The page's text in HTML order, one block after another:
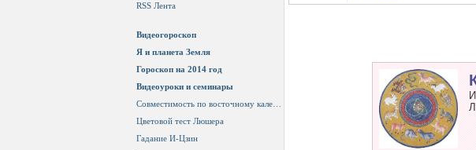
RSS Лента
Видеогороскоп
Я и планета Земля
Гороскоп на 2014 год
Видеоуроки и семинары
Цветовой тест Люшера
Гадание И-Цзин